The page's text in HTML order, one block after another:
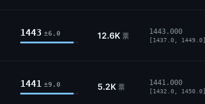
1443 ±6.0 12.6K 票
1443.000
[1437.0, 1449.0]
1441 ±9.0 5.2K 票
1441.000
[1432.0, 1450.0]